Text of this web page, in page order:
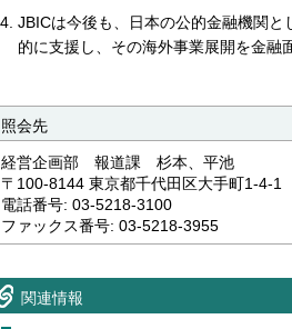
JBICは今後も、日本の公的金融機関
的に支援し、その海外事業展開を金融
照会先
経営企画部 報道課 杉本、平池
〒100-8144 東京都千代田区大手町1-4-1
電話番号: 03-5218-3100
ファックス番号: 03-5218-3955
関連情報